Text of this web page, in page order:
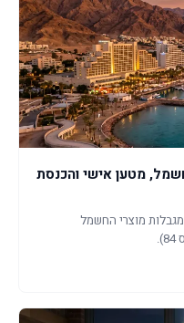
מטען אישי והכנסת
מוצרי החשמל